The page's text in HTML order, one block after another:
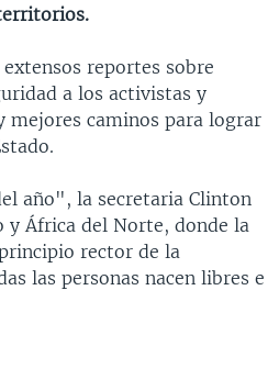
reportes sobre
a los activistas y
mejores caminos para lograr
año", la secretaria Clinton
y África del Norte, donde la
rector de la
las personas nacen libres e